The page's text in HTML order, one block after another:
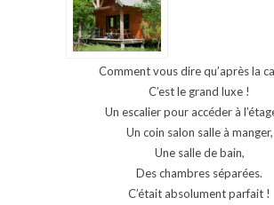
Comment vous dire qu’après la
C’est le grand luxe !
Un escalier pour accéder à
Un coin salon salle à manger,
Une salle de bain,
Des chambres séparées.
C’était absolument parfait !